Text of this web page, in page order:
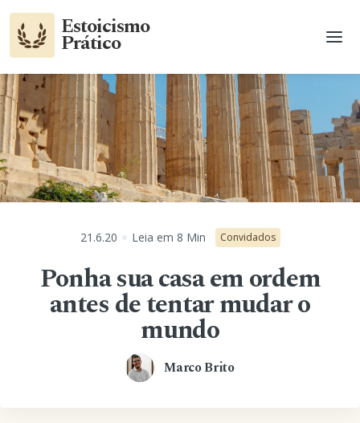
Estoicismo
Prático
21.6.20 Leia em 8 Min Convidados
Ponha sua casa em ordem
antes de tentar mudar o
mundo
Marco Brito